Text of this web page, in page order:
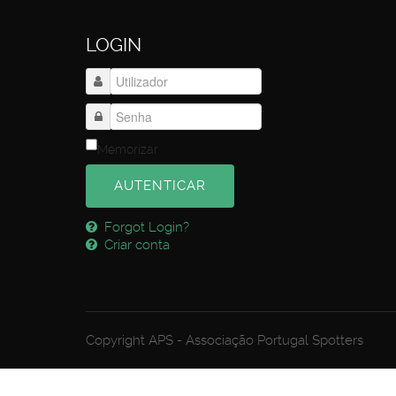
LOGIN
Memorizar
AUTENTICAR
Forgot Login?
Criar conta
Copyright APS - Associação Portugal Spotters